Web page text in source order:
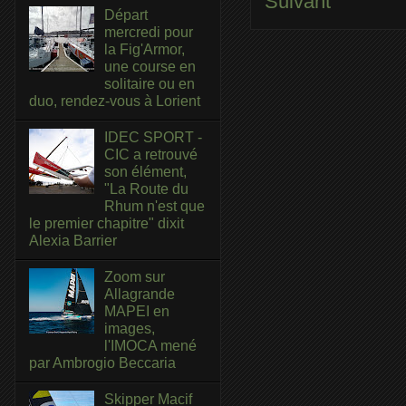
Départ
mercredi pour
la Fig'Armor,
une course en
solitaire ou en
duo, rendez-vous à Lorient
IDEC SPORT -
CIC a retrouvé
son élément,
"La Route du
Rhum n'est que
le premier chapitre" dixit
Alexia Barrier
Zoom sur
Allagrande
MAPEI en
images,
l'IMOCA mené
par Ambrogio Beccaria
Skipper Macif